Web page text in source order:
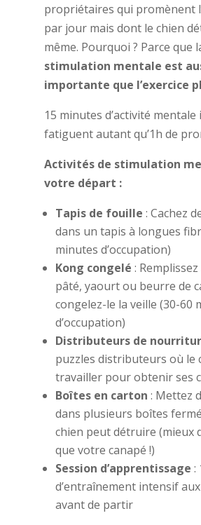
propriétaires qui promènent
par jour mais dont le chien
même. Pourquoi ? Parce que
stimulation mentale est
importante que l’exercice
15 minutes d’activité mentale
fatiguent autant qu’1h de
Activités de stimulation
votre départ :
Tapis de fouille : Cachez
dans un tapis à longues
minutes d’occupation)
Kong congelé :
pâté, yaourt ou beurre de
congelez-le la veille (30-60
d’occupation)
Distributeurs de
puzzles distributeurs où le
travailler pour obtenir ses
Boîtes en carton : Mettez
dans plusieurs boîtes
chien peut détruire (mieux
que votre canapé !)
Session d’apprentissage :
d’entraînement intensif
avant de partir